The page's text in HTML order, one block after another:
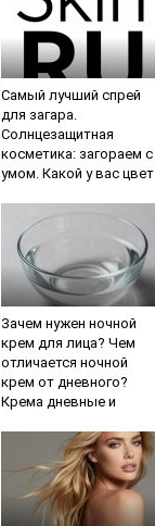
Самый лучший спрей
для загара.
Солнцезащитная
косметика: загораем с
умом. Какой у вас цвет
Зачем нужен ночной
крем для лица? Чем
отличается ночной
крем от дневного?
Крема дневные и